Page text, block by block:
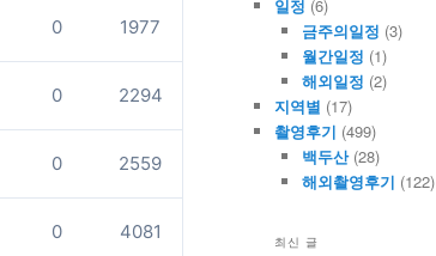
0 1977
0 2294
0 2559
0 4081
일정 (6)
금주의일정 (3)
월간일정 (1)
해외일정 (2)
지역별 (17)
촬영후기 (499)
백두산(28)
해외촬영후기 (122)
최신 글